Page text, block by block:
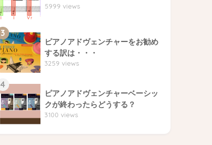
5999 views
3
ピアノアドヴェンチャーをお勧め
する訳は・・・
3259 views
4
ピアノアドヴェンチャーベーシッ
クが終わったらどうする？
3100 views